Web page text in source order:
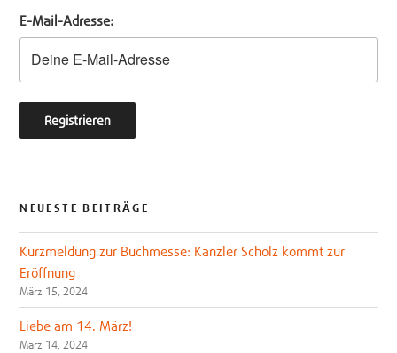
E-Mail-Adresse:
NEUESTE BEITRÄGE
Kurzmeldung zur Buchmesse: Kanzler Scholz kommt zur
Eröffnung
März 15, 2024
Liebe am 14. März!
März 14, 2024